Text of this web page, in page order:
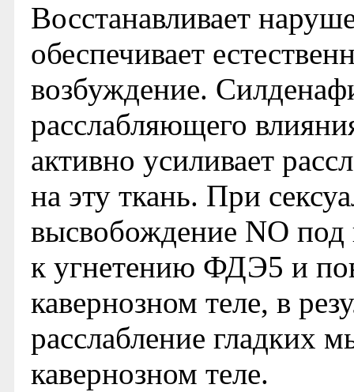
Восстанавливает
обеспечивает
возбуждение.
расслабляющего
активно усиливает
на эту ткань. При
высвобождение NO под
к угнетению ФДЭ5 и
кавернозном теле, в
расслабление гладких
кавернозном теле.